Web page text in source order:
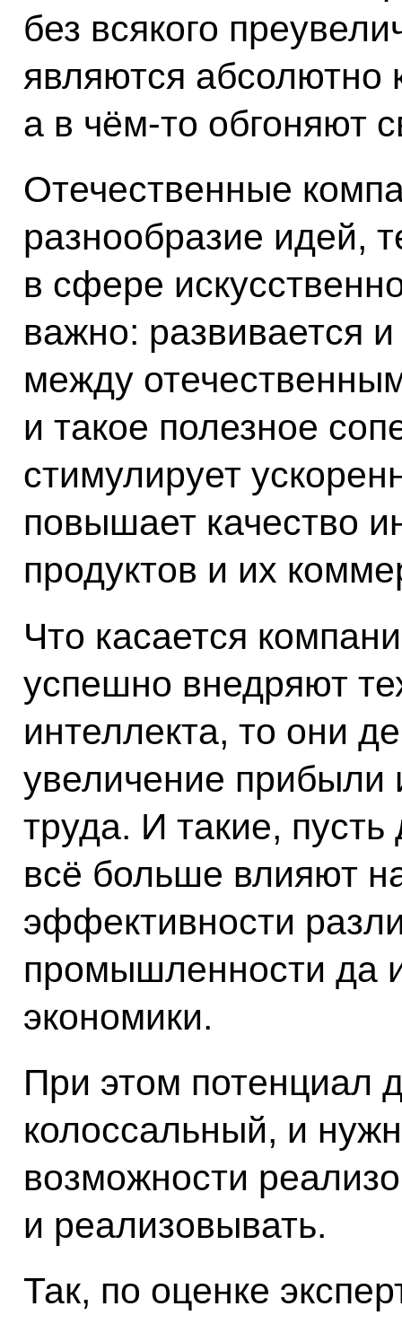
без всякого
являются абсолютно
а в чём-то обгоняют
Отечественные
разнообразие идей,
в сфере
важно: развивается
между
и такое полезное
стимулирует
повышает качество
продуктов и их
Что касается
успешно внедряют
интеллекта, то они
увеличение прибыли
труда. И такие,
всё больше влияют
эффективности
промышленности да
экономики.
При этом потенциал
колоссальный, и
возможности
и реализовывать.
Так, по оценке